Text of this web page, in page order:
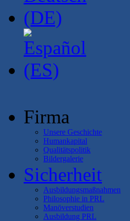
Firma
Unsere Geschichte
Humankapital
Qualitätspolitik
Bildergalerie
Sicherheit
Ausbildungsmaßnahmen
Philosophie in PRL
Manöverstudien
Ausbildung PRL